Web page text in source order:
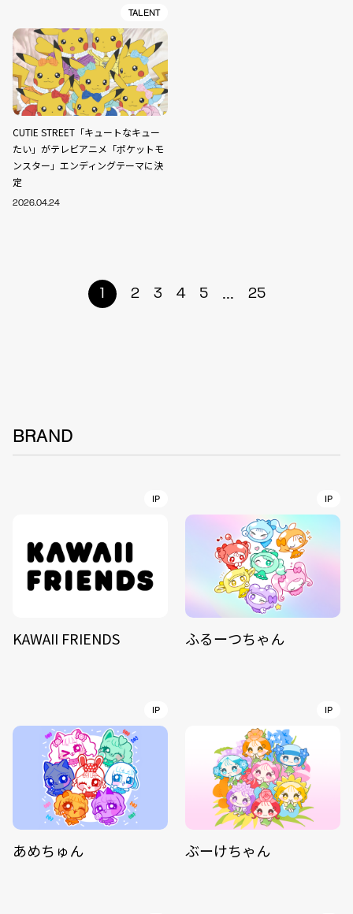
TALENT
CUTIE STREET「キュートなキュー
たい」がテレビアニメ「ポケットモ
ンスター」エンディングテーマに決
定
2026.04.24
1 2 3 4 5 ... 25
BRAND
IP
KAWAII FRIENDS
IP
ふるーつちゃん
IP
あめちゅん
IP
ぶーけちゃん